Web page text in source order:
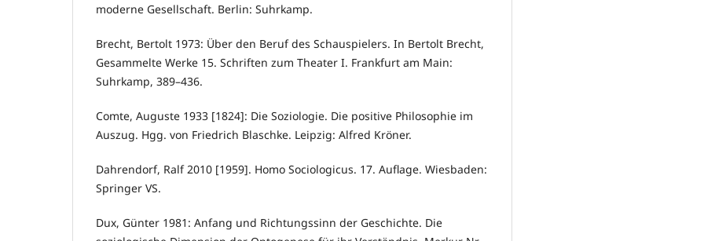
moderne Gesellschaft. Berlin: Suhrkamp.
Brecht, Bertolt 1973: Über den Beruf des Schauspielers. In Bertolt Brecht,
Gesammelte Werke 15. Schriften zum Theater I. Frankfurt am Main:
Suhrkamp, 389–436.
Comte, Auguste 1933 [1824]: Die Soziologie. Die positive Philosophie im
Auszug. Hgg. von Friedrich Blaschke. Leipzig: Alfred Kröner.
Dahrendorf, Ralf 2010 [1959]. Homo Sociologicus. 17. Auflage. Wiesbaden:
Springer VS.
Dux, Günter 1981: Anfang und Richtungssinn der Geschichte. Die